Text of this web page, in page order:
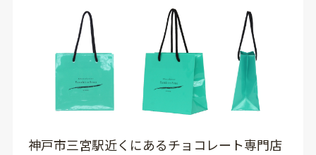
神戸市三宮駅近くにあるチョコレート専門店